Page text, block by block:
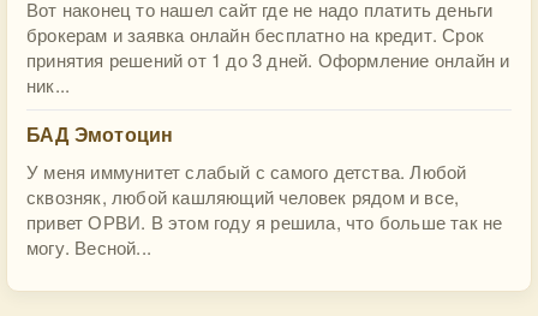
Вот наконец то нашел сайт где не надо платить деньги
брокерам и заявка онлайн бесплатно на кредит. Срок
принятия решений от 1 до 3 дней. Оформление онлайн и
ник...
БАД Эмотоцин
У меня иммунитет слабый с самого детства. Любой
сквозняк, любой кашляющий человек рядом и все,
привет ОРВИ. В этом году я решила, что больше так не
могу. Весной...